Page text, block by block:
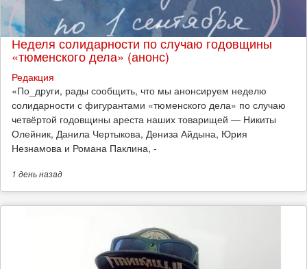
Неделя солидарности по случаю годовщины
«тюменского дела» (анонс)
Редакция
​«По_други, рады сообщить, что мы анонсируем неделю
солидарности с фигурантами «тюменского дела» по случаю
четвёртой годовщины ареста наших товарищей — Никиты
Олейник, Данила Чертыкова, Дениза Айдына, Юрия
Незнамова и Романа Паклина, -
1 деньназад